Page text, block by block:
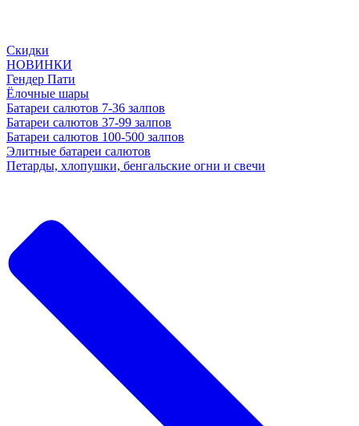
Скидки
НОВИНКИ
Гендер Пати
Ёлочные шары
Батареи салютов 7-36 залпов
Батареи салютов 37-99 залпов
Батареи салютов 100-500 залпов
Элитные батареи салютов
Петарды, хлопушки, бенгальские огни и свечи